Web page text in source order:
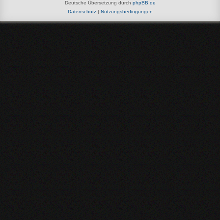
Deutsche Übersetzung durch phpBB.de
Datenschutz| Nutzungsbedingungen